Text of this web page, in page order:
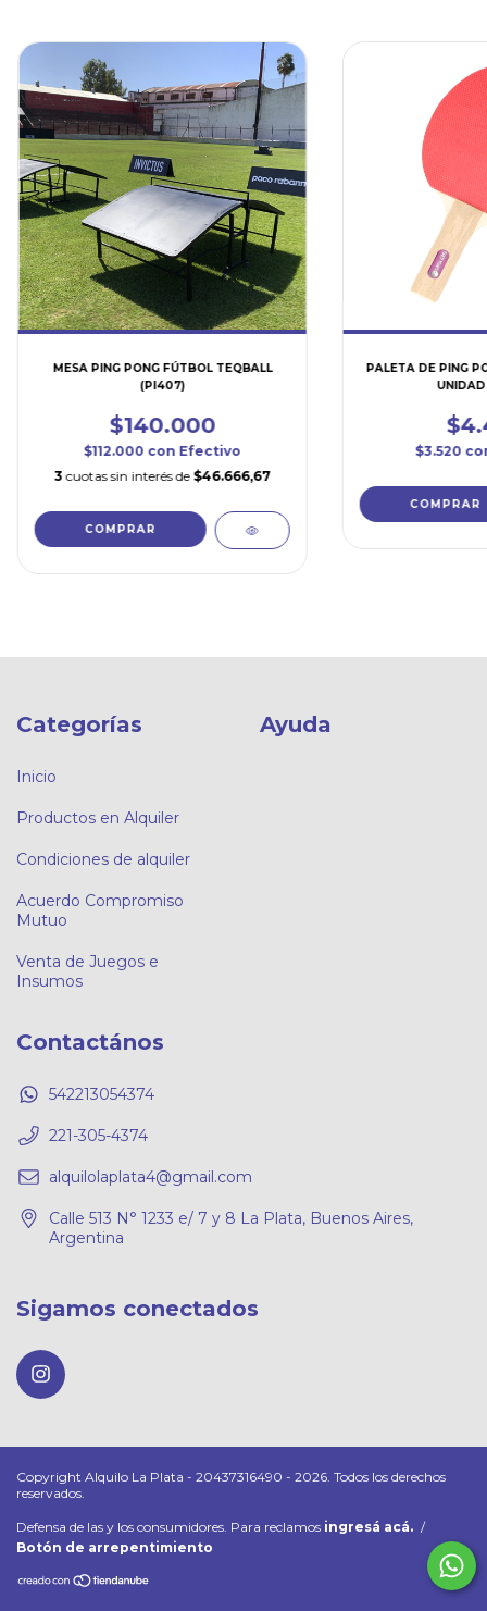
MESA PING PONG FÚTBOL TEQBALL
(PI407)
$140.000
$112.000 con Efectivo
3 cuotas sin interés de $46.666,67
PALETA DE PING
$3.520
Categorías
Inicio
Productos en Alquiler
Condiciones de alquiler
Acuerdo Compromiso
Mutuo
Venta de Juegos e
Insumos
Ayuda
Contactános
542213054374
221-305-4374
alquilolaplata4@gmail.com
Calle 513 N° 1233 e/ 7 y 8 La Plata, Buenos Aires,
Argentina
Sigamos conectados
Copyright Alquilo La Plata - 20437316490 - 2026. Todos los derechos
reservados.
Defensa de las y los consumidores. Para reclamos ingresá acá. /
Botón de arrepentimiento